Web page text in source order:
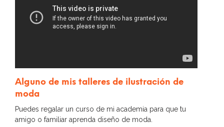
Alguno de mis talleres de ilustración de
moda
Puedes regalar un curso de mi academia para que tu
amigo o familiar aprenda diseño de moda.